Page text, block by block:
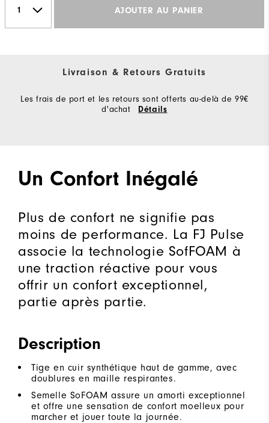
AJOUTER AU PANIER
Livraison & Retours Gratuits
Les frais de port et les retours sont offerts au-delà de 99€
d'achat
Détails
Un Confort Inégalé
Plus de confort ne signifie pas
moins de performance. La FJ Pulse
associe la technologie SofFOAM à
une traction réactive pour vous
offrir un confort exceptionnel,
partie après partie.
Description
Tige en cuir synthétique haut de gamme, avec
doublures en maille respirantes.
Semelle SoFOAM assure un amorti exceptionnel
et offre une sensation de confort moelleux pour
marcher et jouer toute la journée.